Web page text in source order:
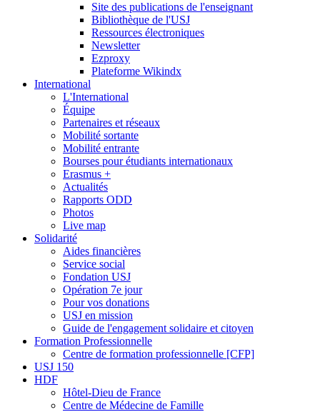
Site des publications de l'enseignant
Bibliothèque de l'USJ
Ressources électroniques
Newsletter
Ezproxy
Plateforme Wikindx
International
L'International
Équipe
Partenaires et réseaux
Mobilité sortante
Mobilité entrante
Bourses pour étudiants internationaux
Erasmus +
Actualités
Rapports ODD
Photos
Live map
Solidarité
Aides financières
Service social
Fondation USJ
Opération 7e jour
Pour vos donations
USJ en mission
Guide de l'engagement solidaire et citoyen
Formation Professionnelle
Centre de formation professionnelle [CFP]
USJ 150
HDF
Hôtel-Dieu de France
Centre de Médecine de Famille